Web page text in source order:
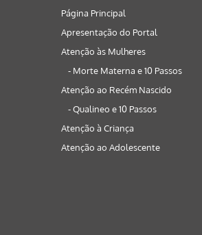
Página Principal
Apresentação do Portal
Atenção às Mulheres
- Morte Materna e 10 Passos
Atenção ao Recém Nascido
- Qualineo e 10 Passos
Atenção à Criança
Atenção ao Adolescente